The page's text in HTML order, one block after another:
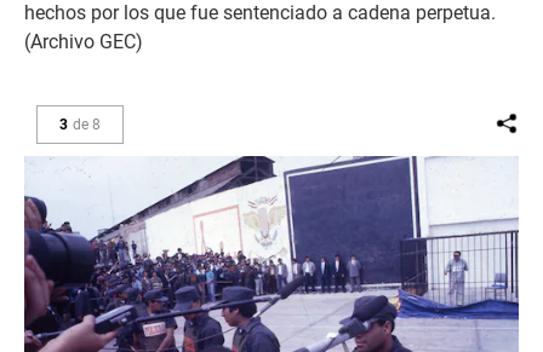
hechos por los que fue sentenciado a cadena perpetua.
(Archivo GEC)
3 de 8